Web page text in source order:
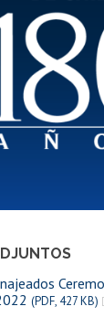
(PDF, 427 KB)